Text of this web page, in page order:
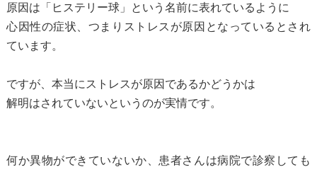
原因は「ヒステリー球」という名前に表れているように
心因性の症状、つまりストレスが原因となっているとされ
ています。
ですが、本当にストレスが原因であるかどうかは
解明はされていないというのが実情です。
何か異物ができていないか、患者さんは病院で診察しても